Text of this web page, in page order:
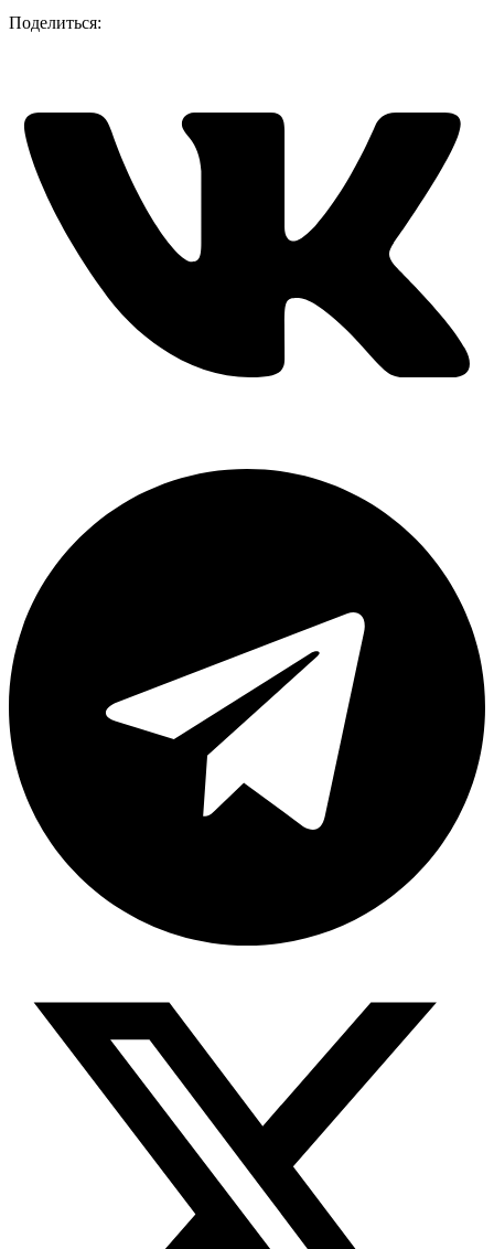
Поделиться: